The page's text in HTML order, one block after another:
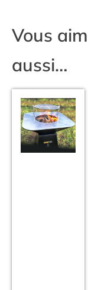
Vous
aussi…